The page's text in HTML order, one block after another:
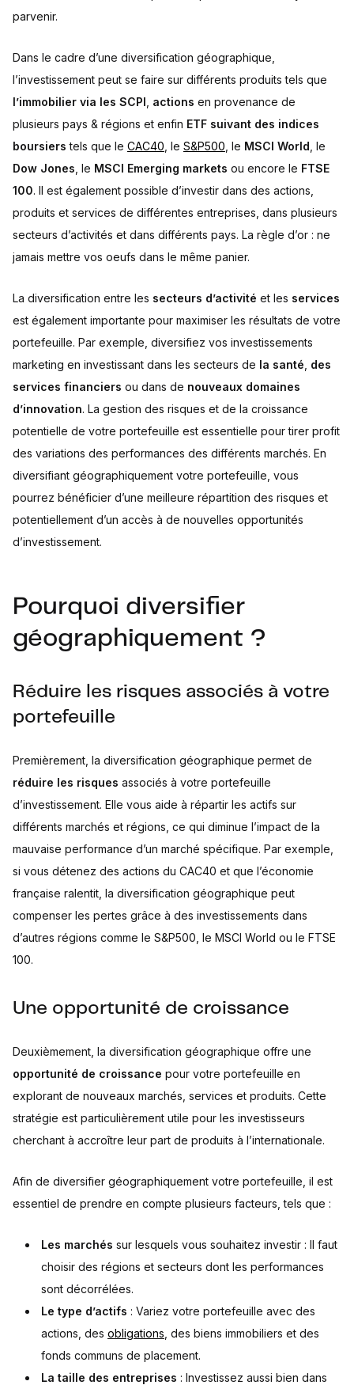
parvenir.
Dans le cadre d’une diversification géographique,
l’investissement peut se faire sur différents produits tels que
l’immobilier via les SCPI actions en provenance de
plusieurs pays & régions et enfin ETF suivant des indices
boursiers tels que le CAC40 , le S&P500 , le MSCI World , le
Dow Jones , le MSCI Emerging markets ou encore le FTSE
100. Il est également possible d’investir dans des actions,
produits et services de différentes entreprises, dans plusieurs
secteurs d’activités et dans différents pays. La règle d’or : ne
jamais mettre vos oeufs dans le même panier.
La diversification entre les secteurs d’activité et les services
est également importante pour maximiser les résultats de votre
portefeuille. Par exemple, diversifiez vos investissements
marketing en investissant dans les secteurs de la santé des
services financiers ou dans de nouveaux domaines
d’innovation. La gestion des risques et de la croissance
potentielle de votre portefeuille est essentielle pour tirer profit
des variations des performances des différents marchés. En
diversifiant géographiquement votre portefeuille, vous
pourrez bénéficier d’une meilleure répartition des risques et
potentiellement d’un accès à de nouvelles opportunités
d’investissement.
Pourquoi diversifier
géographiquement ?
Réduire les risques associés à votre
portefeuille
Premièrement, la diversification géographique permet de
réduire les risques associés à votre portefeuille
d’investissement. Elle vous aide à répartir les actifs sur
différents marchés et régions, ce qui diminue l’impact de la
mauvaise performance d’un marché spécifique. Par exemple,
si vous détenez des actions du CAC40 et que l’économie
française ralentit, la diversification géographique peut
compenser les pertes grâce à des investissements dans
d’autres régions comme le S&P500, le MSCI World ou le FTSE
100.
Une opportunité de croissance
Deuxièmement, la diversification géographique offre une
opportunité de croissance pour votre portefeuille en
explorant de nouveaux marchés, services et produits. Cette
stratégie est particulièrement utile pour les investisseurs
cherchant à accroître leur part de produits à l’internationale.
Afin de diversifier géographiquement votre portefeuille, il est
essentiel de prendre en compte plusieurs facteurs, tels que :
Les marchés sur lesquels vous souhaitez investir : Il faut
choisir des régions et secteurs dont les performances
sont décorrélées.
Le type d’actifs : Variez votre portefeuille avec des
actions, des obligations , des biens immobiliers et des
fonds communs de placement.
La taille des entreprises : Investissez aussi bien dans